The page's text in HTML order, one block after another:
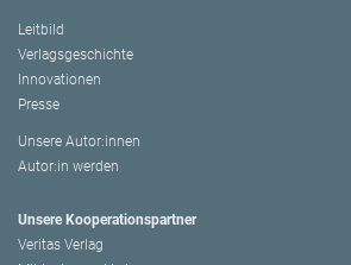
Leitbild
Verlagsgeschichte
Innovationen
Presse
Unsere Autor:innen
Autor:in werden
Unsere Kooperationspartner
Veritas Verlag